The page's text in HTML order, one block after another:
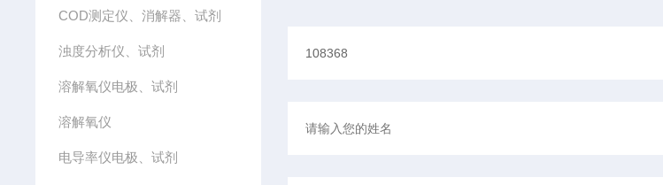
COD测定仪、消解器、试剂
浊度分析仪、试剂
溶解氧仪电极、试剂
溶解氧仪
电导率仪电极、试剂